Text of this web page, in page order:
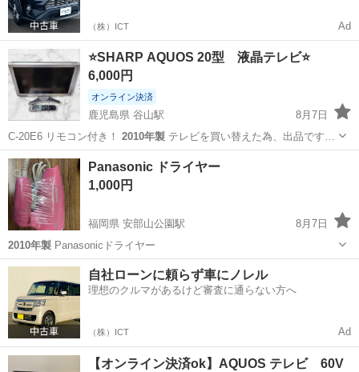
（株）ICT Ad
⭐️SHARP AQUOS 20型 液晶テレビ⭐️
6,000円
オンライン決済
鹿児島県 谷山駅
8月7日
C-20E6 リモコン付き！ 2010年製 テレビを買い替えた為、出品です…
鹿児島 鹿児島市 テレビ
Panasonic ドライヤー
1,000円
福岡県 安部山公園駅
8月7日
2010年製 Panasonicドライヤー
福岡 北九州市 安部山公園駅 美容家電
自社ローンに頼らず車にノレル
理想のクルマがあるけど審査に通らない方へ
（株）ICT Ad
【オンライン決済ok】AQUOS テレビ 60V